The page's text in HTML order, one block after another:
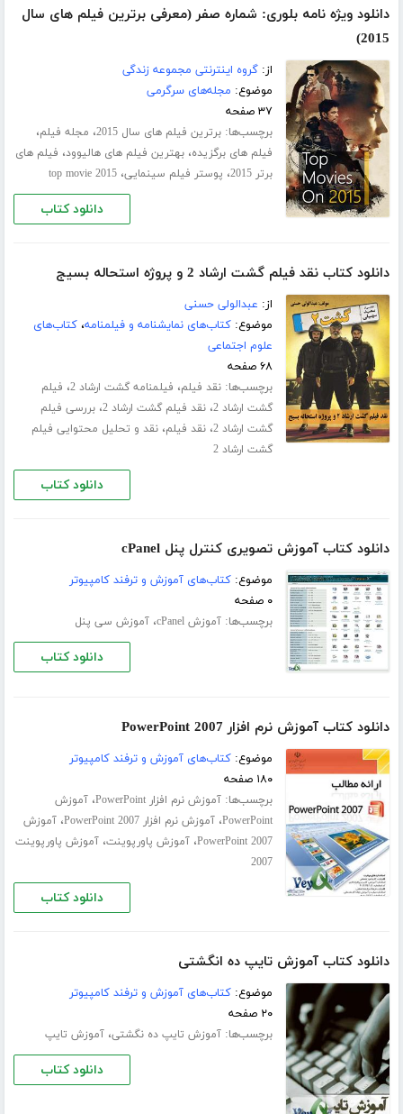
دانلود ویژه نامه بلوری: شماره صفر (معرفی برترین فیلم های سال
2015)
از:گروه اینترنتی مجموعه زندگی
موضوع: مجله‌های سرگرمی
۳۷ صفحه
برچسب‌ها:برترین فیلم های سال 2015 ، مجله فیلم،
فیلم های برگزیده،بهترین فیلم های هالیوود، فیلم های
برتر 2015
، پوستر فیلم سینمایی،top movie 2015
دانلود کتاب
دانلود کتاب نقد فیلم گشت ارشاد 2 و پروژه استحاله بسیج
از: عبدالولی حسنی
موضوع:کتاب‌های نمایشنامه و فیلمنامه،کتاب‌های
علوم اجتماعی
۶۸ صفحه
برچسب‌ها:نقد فیلم، فیلمنامه گشت ارشاد 2 ، فیلم
گشت ارشاد 2 ،نقد فیلم گشت ارشاد 2 ،بررسی فیلم
گشت ارشاد 2 ،نقد فیلم،نقد و تحلیل محتوایی فیلم
گشت ارشاد 2
دانلود کتاب
دانلود کتاب آموزش تصویری کنترل پنل cPanel
موضوع:کتاب‌های آموزش و ترفند کامپیوتر
۰ صفحه
برچسب‌ها:آموزش cPanel ،آموزش سی پنل
دانلود کتاب
دانلود کتاب آموزش نرم افزار PowerPoint 2007
موضوع:کتاب‌های آموزش و ترفند کامپیوتر
۱۸۰ صفحه
برچسب‌ها:آموزش نرم افزار PowerPoint ،آموزش
PowerPoint،آموزش نرم افزار PowerPoint 2007 ،آموزش
PowerPoint 2007،آموزش پاورپوینت،آموزش پاورپوینت
2007
دانلود کتاب
دانلود کتاب آموزش تایپ ده انگشتی
موضوع:کتاب‌های آموزش و ترفند کامپیوتر
۲۰ صفحه
برچسب‌ها:آموزش تایپ ده‌ نگشتی،آموزش تایپ
دانلود کتاب